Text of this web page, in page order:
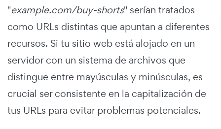
"example.com/buy-shorts" serían tratados
como URLs distintas que apuntan a diferentes
recursos. Si tu sitio web está alojado en un
servidor con un sistema de archivos que
distingue entre mayúsculas y minúsculas, es
crucial ser consistente en la capitalización de
tus URLs para evitar problemas potenciales.